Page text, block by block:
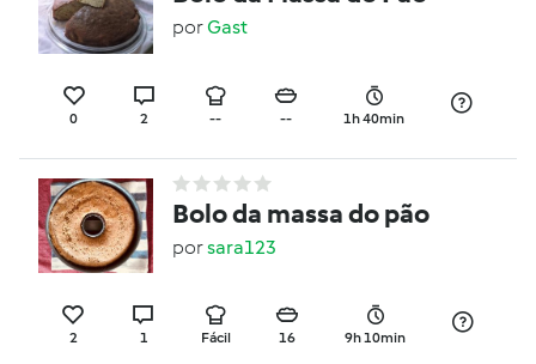
porGast
0 2 -- -- 1h 40min
Bolo da massa do pão
porsara123
2 1 Fácil 16 9h 10min